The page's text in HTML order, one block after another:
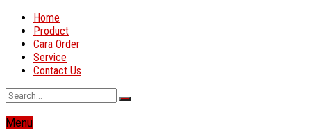
Home
Product
Cara Order
Service
Contact Us
Menu